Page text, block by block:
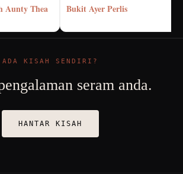
Aunty Thea Bukit Ayer Perlis
ADA KISAH SENDIRI?
seram anda.
HANTAR KISAH